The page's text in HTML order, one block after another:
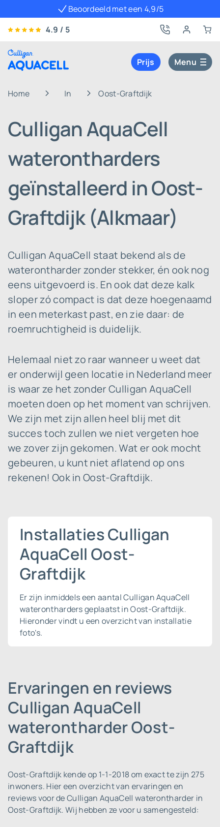
Beoordeeld met een 4,9/5
4.9 / 5
Prijs Menu
Home In Oost-Graftdijk
Culligan AquaCell
waterontharders
geïnstalleerd in Oost-
Graftdijk (Alkmaar)
Culligan AquaCell staat bekend als de
waterontharder zonder stekker, én ook nog
eens uitgevoerd is. En ook dat deze kalk
sloper zó compact is dat deze hoegenaamd
in een meterkast past, en zie daar: de
roemruchtigheid is duidelijk.
Helemaal niet zo raar wanneer u weet dat
er onderwijl geen locatie in Nederland meer
is waar ze het zonder Culligan AquaCell
moeten doen op het moment van schrijven.
We zijn met zijn allen heel blij met dit
succes toch zullen we niet vergeten hoe
we zover zijn gekomen. Wat er ook mocht
gebeuren, u kunt niet aflatend op ons
rekenen! Ook in Oost-Graftdijk.
Installaties Culligan
AquaCell Oost-
Graftdijk
Er zijn inmiddels een aantal Culligan AquaCell
waterontharders geplaatst in Oost-Graftdijk.
Hieronder vindt u een overzicht van installatie
foto's.
Ervaringen en reviews
Culligan AquaCell
waterontharder Oost-
Graftdijk
Oost-Graftdijk kende op 1-1-2018 om exact te zijn 275
inwoners. Hier een overzicht van ervaringen en
reviews voor de Culligan AquaCell waterontharder in
Oost-Graftdijk. Wij hebben ze voor u samengesteld: